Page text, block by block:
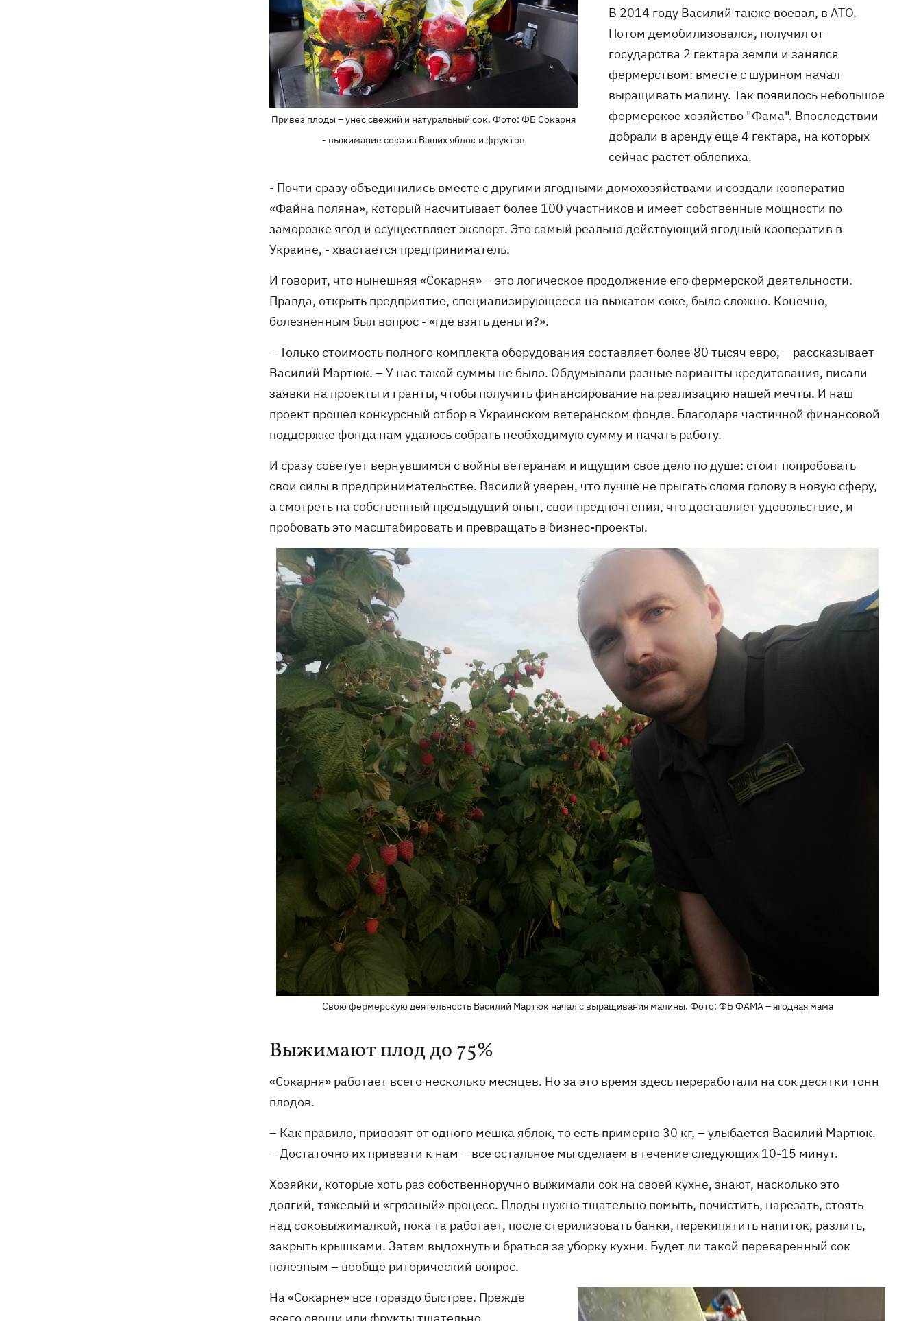
Привез плоды – унес свежий и натуральный сок. Фото: ФБ Сокарня
- выжимание сока из Ваших яблок и фруктов
В 2014 году Василий также воевал, в АТО.
Потом демобилизовался, получил от
государства 2 гектара земли и занялся
фермерством: вместе с шурином начал
выращивать малину. Так появилось небольшое
фермерское хозяйство "Фама". Впоследствии
добрали в аренду еще 4 гектара, на которых
сейчас растет облепиха.
- Почти сразу объединились вместе с другими ягодными домохозяйствами и создали кооператив
«Файна поляна», который насчитывает более 100 участников и имеет собственные мощности по
заморозке ягод и осуществляет экспорт. Это самый реально действующий ягодный кооператив в
Украине, - хвастается предприниматель.
И говорит, что нынешняя «Сокарня» – это логическое продолжение его фермерской деятельности.
Правда, открыть предприятие, специализирующееся на выжатом соке, было сложно. Конечно,
болезненным был вопрос - «где взять деньги?».
– Только стоимость полного комплекта оборудования составляет более 80 тысяч евро, – рассказывает
Василий Мартюк. – У нас такой суммы не было. Обдумывали разные варианты кредитования, писали
заявки на проекты и гранты, чтобы получить финансирование на реализацию нашей мечты. И наш
проект прошел конкурсный отбор в Украинском ветеранском фонде. Благодаря частичной финансовой
поддержке фонда нам удалось собрать необходимую сумму и начать работу.
И сразу советует вернувшимся с войны ветеранам и ищущим свое дело по душе: стоит попробовать
свои силы в предпринимательстве. Василий уверен, что лучше не прыгать сломя голову в новую сферу,
а смотреть на собственный предыдущий опыт, свои предпочтения, что доставляет удовольствие, и
пробовать это масштабировать и превращать в бизнес-проекты.
Свою фермерскую деятельность Василий Мартюк начал с выращивания малины. Фото: ФБ ФАМА – ягодная мама
Выжимают плод до 75%
«Сокарня» работает всего несколько месяцев. Но за это время здесь переработали на сок десятки тонн
плодов.
– Как правило, привозят от одного мешка яблок, то есть примерно 30 кг, – улыбается Василий Мартюк.
– Достаточно их привезти к нам – все остальное мы сделаем в течение следующих 10-15 минут.
Хозяйки, которые хоть раз собственноручно выжимали сок на своей кухне, знают, насколько это
долгий, тяжелый и «грязный» процесс. Плоды нужно тщательно помыть, почистить, нарезать, стоять
над соковыжималкой, пока та работает, после стерилизовать банки, перекипятить напиток, разлить,
закрыть крышками. Затем выдохнуть и браться за уборку кухни. Будет ли такой переваренный сок
полезным – вообще риторический вопрос.
На «Сокарне» все гораздо быстрее. Прежде